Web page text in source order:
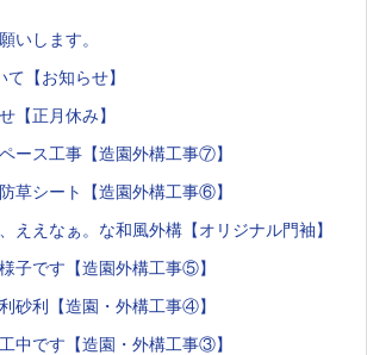
いします。
【お知らせ】
【正月休み】
ース工事【造園外構工事⑦】
草シート【造園外構工事⑥】
ええなぁ。な和風外構【オリジナル門袖】
子です【造園外構工事⑤】
砂利【造園・外構工事④】
中です【造園・外構工事③】